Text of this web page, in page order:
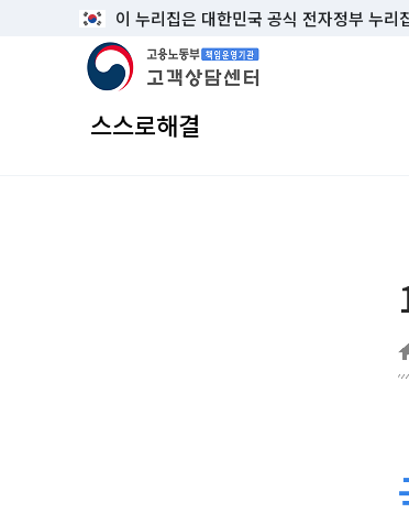
이 누리집은 대한민국 공식 전자정부 누리
고용노동부 책임운영기관 고객상담센터
스스로해결
홈